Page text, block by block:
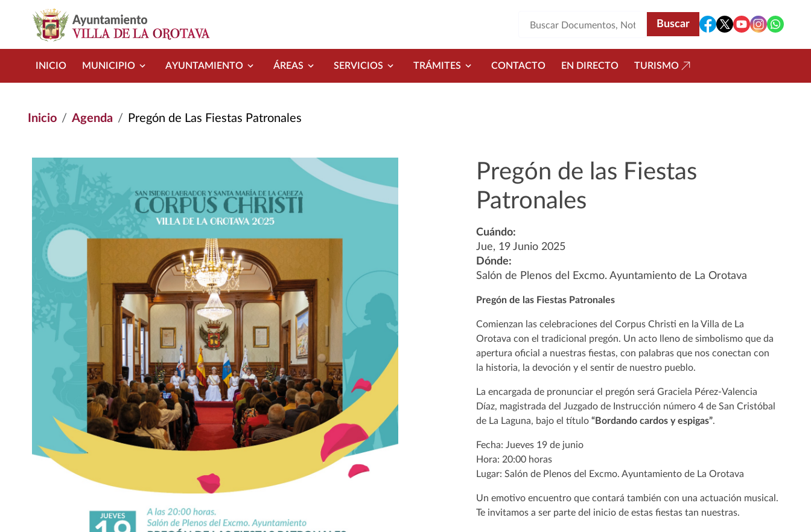
INICIO MUNICIPIO AYUNTAMIENTO ÁREAS SERVICIOS TRÁMITES CONTACTO EN DIRECTO TURISMO
Inicio Agenda Pregón de Las Fiestas Patronales
Pregón de las Fiestas
Patronales
Cuándo:
Jue, 19 Junio 2025
Dónde:
Salón de Plenos del Excmo. Ayuntamiento de La Orotava
Pregón de las Fiestas Patronales
Comienzan las celebraciones del Corpus Christi en la Villa de La
Orotava con el tradicional pregón. Un acto lleno de simbolismo que da
apertura oficial a nuestras fiestas, con palabras que nos conectan con
la historia, la devoción y el sentir de nuestro pueblo.
La encargada de pronunciar el pregón será Graciela Pérez-Valencia
Díaz, magistrada del Juzgado de Instrucción número 4 de San Cristóbal
de La Laguna, bajo el título“Bordando cardos y espigas”.
Fecha: Jueves 19 de junio
Hora: 20:00 horas
Lugar: Salón de Plenos del Excmo. Ayuntamiento de La Orotava
Un emotivo encuentro que contará también con una actuación musical.
Te invitamos a ser parte del inicio de estas fiestas tan nuestras.